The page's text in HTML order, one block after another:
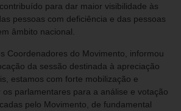
para dar maior visibilidade às
pessoas com deficiência e das pessoas
âmbito nacional.
Coordenadores do Movimento, informou
da sessão destinada à apreciação
estamos com forte mobilização e
parlamentares para a análise e votação
pelo Movimento, de fundamental